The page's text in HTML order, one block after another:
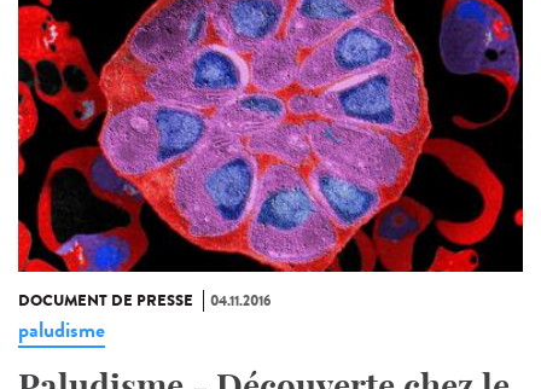
DOCUMENT DE PRESSE 04.11.2016
paludisme